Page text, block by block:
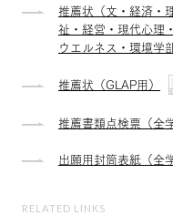
推薦状（文・経済・
祉・経営・現代心理
ウエルネス・環境学
推薦状（GLAP用）
推薦書類点検票（全
出願用封筒表紙（全
RELATED LINKS